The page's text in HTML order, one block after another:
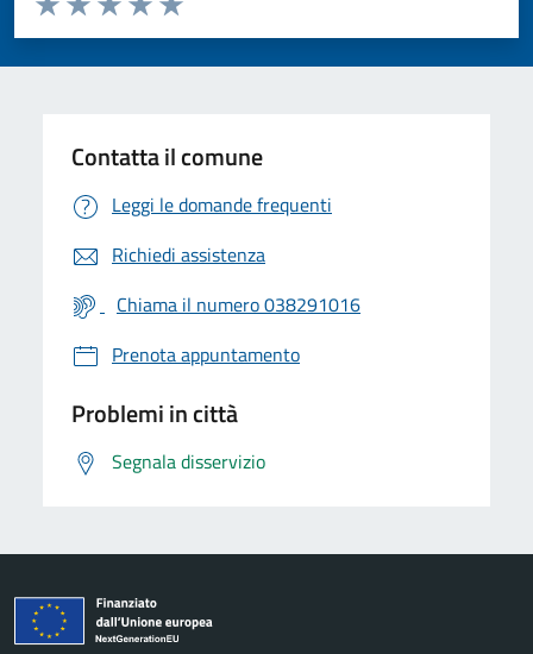
Valuta 5 stelle su 5
Valuta 4 stelle su 5
Valuta 3 stelle su 5
Valuta 2 stelle su 5
Valuta 1 stelle su 5
Contatta il comune
Leggi le domande frequenti
Richiedi assistenza
Chiama il numero 038291016
Prenota appuntamento
Problemi in città
Segnala disservizio